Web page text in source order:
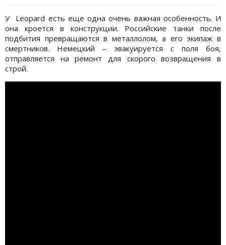
У Leopard есть еще одна очень важная особенность. И
она кроется в конструкции. Российские танки после
подбития превращаются в металлолом, а его экипаж в
смертников. Немецкий – эвакуируется с поля боя,
отправляется на ремонт для скорого возвращения в
строй.